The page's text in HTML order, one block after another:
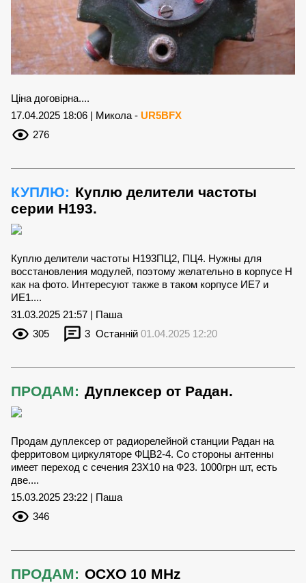
Ціна договірна....
17.04.2025 18:06 | Микола - UR5BFX
276
КУПЛЮ: Куплю делители частоты
серии Н193.
Куплю делители частоты Н193ПЦ2, ПЦ4. Нужны для
восстановления модулей, поэтому желательно в корпусе Н
как на фото. Интересуют также в таком корпусе ИЕ7 и
ИЕ1....
31.03.2025 21:57 | Паша
305
3 Останній 01.04.2025 12:20
ПРОДАМ: Дуплексер от Радан.
Продам дуплексер от радиорелейной станции Радан на
ферритовом циркуляторе ФЦВ2-4. Со стороны антенны
имеет переход с сечения 23Х10 на Ф23. 1000грн шт, есть
две....
15.03.2025 23:22 | Паша
346
ПРОДАМ: OCXO 10 MHz